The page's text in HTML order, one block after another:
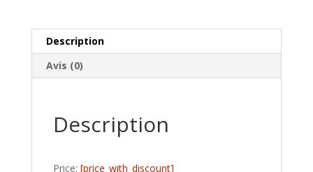
Description
Avis (0)
Description
Price: [price_with_discount]